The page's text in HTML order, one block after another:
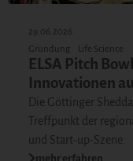
29.06.2026
Gründung
Life Science
ELSA Pitch
Innovationen
Die Göttinger
Treffpunkt der
und Start-up-Szene.
mehr erfahren